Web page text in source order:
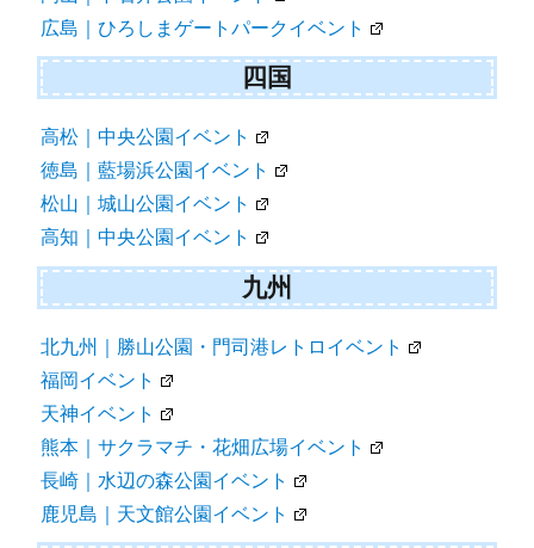
広島｜ひろしまゲートパークイベント
四国
高松｜中央公園イベント
徳島｜藍場浜公園イベント
松山｜城山公園イベント
高知｜中央公園イベント
九州
北九州｜勝山公園・門司港レトロイベント
福岡イベント
天神イベント
熊本｜サクラマチ・花畑広場イベント
長崎｜水辺の森公園イベント
鹿児島｜天文館公園イベント